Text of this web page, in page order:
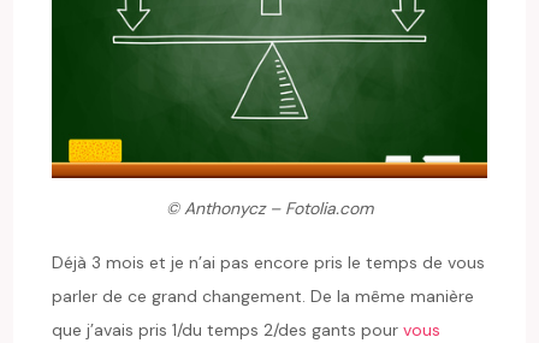
© Anthonycz – Fotolia.com
Déjà 3 mois et je n’ai pas encore pris le temps de vous
parler de ce grand changement. De la même manière
que j’avais pris 1/du temps 2/des gants pourvous